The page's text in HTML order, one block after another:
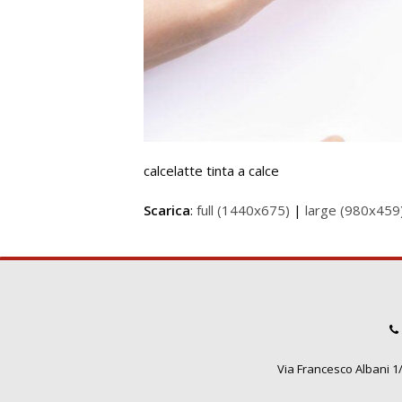
calcelatte tinta a calce
Scarica: full (1440x675) | large
Via Francesco Albani 1/